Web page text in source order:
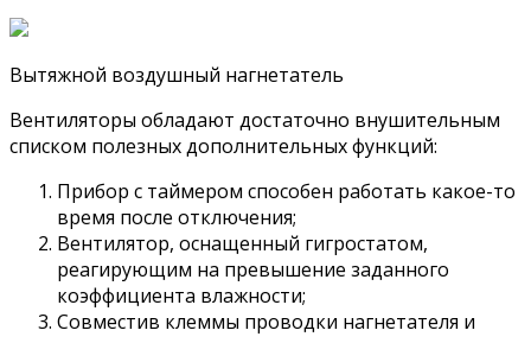
Вытяжной воздушный нагнетатель
Вентиляторы обладают достаточно внушительным
списком полезных дополнительных функций:
Прибор с таймером способен работать какое-то
время после отключения;
Вентилятор, оснащенный гигростатом,
реагирующим на превышение заданного
коэффициента влажности;
Совместив клеммы проводки нагнетателя и